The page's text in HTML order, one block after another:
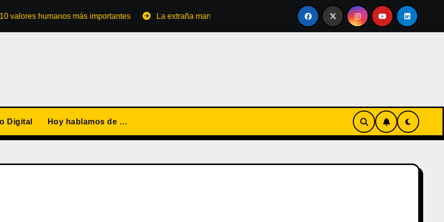
humanos más importantes La extraña manera de convertirse en familia El primer tour de la India Chiquitina
Digital Hoy hablamos de …